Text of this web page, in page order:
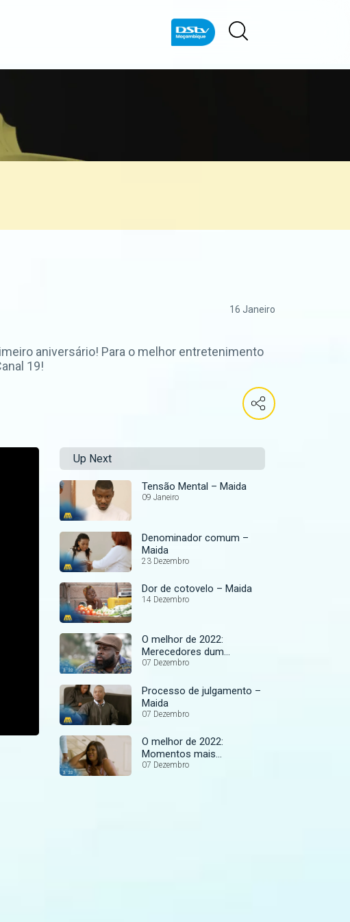
16 Janeiro
aniversário! Para o melhor entretenimento
19!
Up Next
Tensão Mental – Maida
09 Janeiro
Denominador comum –
Maida
23 Dezembro
Dor de cotovelo – Maida
14 Dezembro
O melhor de 2022:
Merecedores dum
TikTokChallange
07 Dezembro
Processo de julgamento –
Maida
07 Dezembro
O melhor de 2022:
Momentos mais
emocionantes
07 Dezembro